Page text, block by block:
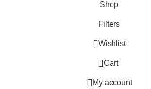
Shop
Filters
Wishlist
0 Cart
My account